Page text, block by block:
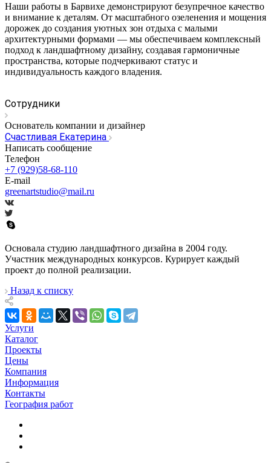
Наши работы в Барвихе демонстрируют безупречное качество
и внимание к деталям. От масштабного озеленения и мощения
дорожек до создания уютных зон отдыха с малыми
архитектурными формами — мы обеспечиваем комплексный
подход к ландшафтному дизайну, создавая гармоничные
пространства, которые подчеркивают статус и
индивидуальность каждого владения.
Сотрудники
Основатель компании и дизайнер
Счастливая Екатерина
Написать сообщение
Телефон
+7 (929)58-68-110
E-mail
greenartstudio@mail.ru
Основала студию ландшафтного дизайна в 2004 году.
Участник международных конкурсов. Курирует каждый
проект до полной реализации.
Назад к списку
Услуги
Каталог
Проекты
Цены
Компания
Информация
Контакты
География работ